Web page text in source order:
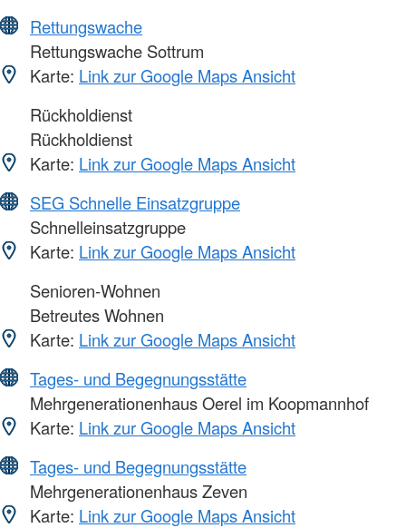
Rettungswache
Rettungswache Sottrum
Karte: Link zur Google Maps Ansicht
Rückholdienst
Rückholdienst
Karte: Link zur Google Maps Ansicht
SEG Schnelle Einsatzgruppe
Schnelleinsatzgruppe
Karte: Link zur Google Maps Ansicht
Senioren-Wohnen
Betreutes Wohnen
Karte: Link zur Google Maps Ansicht
Tages- und Begegnungsstätte
Mehrgenerationenhaus Oerel im Koopmannhof
Karte: Link zur Google Maps Ansicht
Tages- und Begegnungsstätte
Mehrgenerationenhaus Zeven
Karte: Link zur Google Maps Ansicht